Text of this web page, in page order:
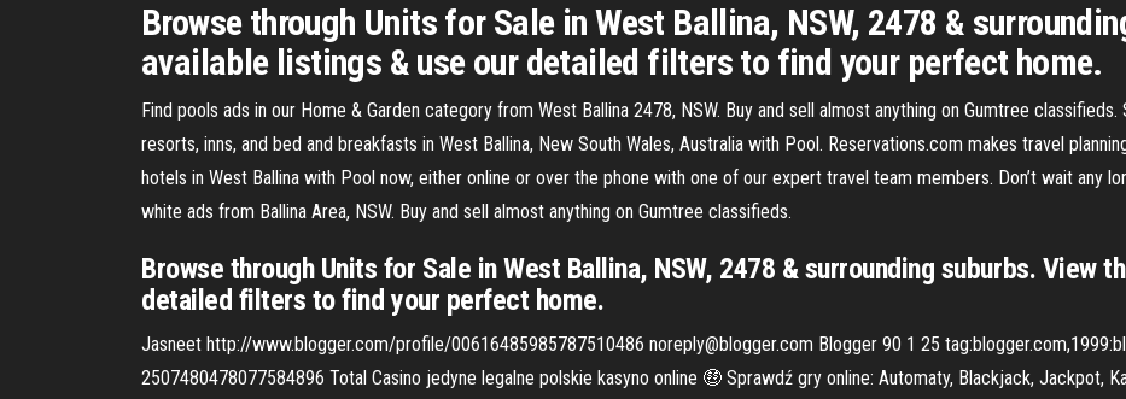
Browse through Units for Sale in West Ballina, NSW, 2478 &
available listings & use our detailed filters to find your perfect home.
Find pools ads in our Home & Garden category from West Ballina 2478, NSW. Buy and sell almost anything on Gumtree
resorts, inns, and bed and breakfasts in West Ballina, New South Wales, Australia with Pool. Reservations.com makes travel
hotels in West Ballina with Pool now, either online or over the phone with one of our expert travel team members. Don’t wait any
white ads from Ballina Area, NSW. Buy and sell almost anything on Gumtree classifieds.
Browse through Units for Sale in West Ballina, NSW, 2478 & surrounding suburbs. View
detailed filters to find your perfect home.
Jasneet http://www.blogger.com/profile/00616485985787510486 noreply@blogger.com Blogger 90 1 25
2507480478077584896 Total Casino jedyne legalne polskie kasyno online 🤑 Sprawdź gry online: Automaty, Blackjack, Jackpot,